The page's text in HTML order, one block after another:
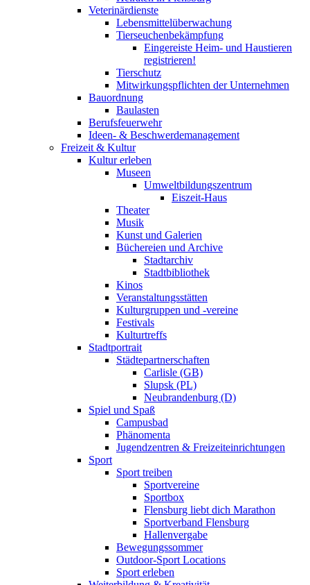
Veterinärdienste
Lebensmittelüberwachung
Tierseuchenbekämpfung
Eingereiste Heim- und Haustieren
registrieren!
Tierschutz
Mitwirkungspflichten der Unternehmen
Bauordnung
Baulasten
Berufsfeuerwehr
Ideen- & Beschwerdemanagement
Freizeit & Kultur
Kultur erleben
Museen
Umweltbildungszentrum
Eiszeit-Haus
Theater
Musik
Kunst und Galerien
Büchereien und Archive
Stadtarchiv
Stadtbibliothek
Kinos
Veranstaltungsstätten
Kulturgruppen und -vereine
Festivals
Kulturtreffs
Stadtportrait
Städtepartnerschaften
Carlisle (GB)
Slupsk (PL)
Neubrandenburg (D)
Spiel und Spaß
Campusbad
Phänomenta
Jugendzentren & Freizeiteinrichtungen
Sport
Sport treiben
Sportvereine
Sportbox
Flensburg liebt dich Marathon
Sportverband Flensburg
Hallenvergabe
Bewegungssommer
Outdoor-Sport Locations
Sport erleben